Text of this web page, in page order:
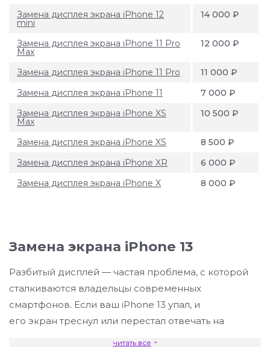
Замена дисплея экрана iPhone 12
mini
14 000 ₽
Замена дисплея экрана iPhone 11 Pro
Max
12 000 ₽
Замена дисплея экрана iPhone 11 Pro
11 000 ₽
Замена дисплея экрана iPhone 11
7 000 ₽
Замена дисплея экрана iPhone XS
Max
10 500 ₽
Замена дисплея экрана iPhone XS
8 500 ₽
Замена дисплея экрана iPhone XR
6 000 ₽
Замена дисплея экрана iPhone X
8 000 ₽
Замена экрана iPhone 13
Разбитый дисплей — частая проблема, с которой
сталкиваются владельцы современных
смартфонов. Если ваш iPhone 13 упал, и
его экран треснул или перестал отвечать на
читать все